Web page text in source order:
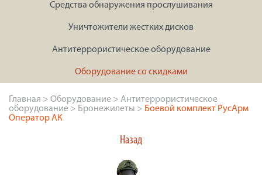
Средства обнаружения прослушивания
Уничтожители жестких дисков
Антитеррористическое оборудование
Оборудование со скидками
Главная > Оборудование > Антитеррористическое
оборудование > Бронежилеты > Боевой комплект РусАрм
Оператор АК
Назад